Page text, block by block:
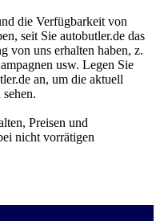
die Verfügbarkeit von
seit Sie autobutler.de das
von uns erhalten haben, z.
usw. Legen Sie
an, um die aktuell
Preisen und
nicht vorrätigen